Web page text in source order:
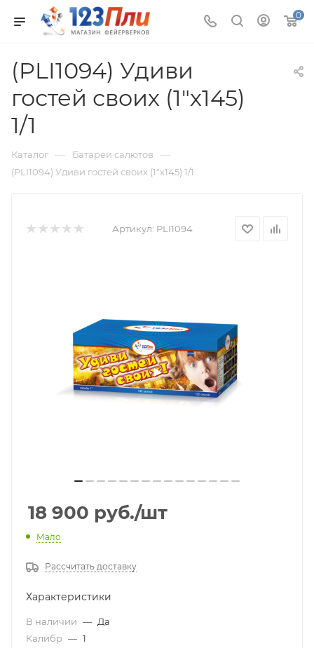
0
(PLI1094) Удиви
гостей своих (1"х145)
1/1
Каталог — Батареи салютов —
(PLI1094) Удиви гостей своих (1"х145) 1/1
Артикул: PLI1094
18 900 руб./шт
Мало
Рассчитать доставку
Характеристики
В наличии — Да
Калибр — 1